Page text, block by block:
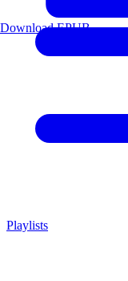
Playlists
Download EPUB